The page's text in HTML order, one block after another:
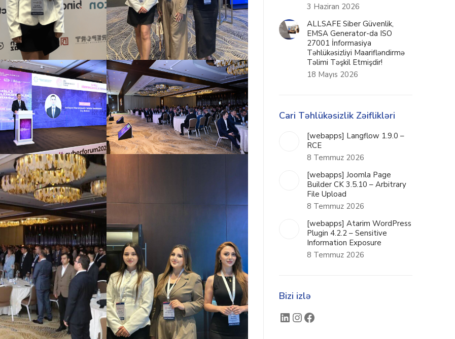
3 Haziran 2026
ALLSAFE Siber Güvenlik,
EMSA Generator-da ISO
27001 İnformasiya
Təhlükəsizliyi Maarifləndirmə
Təlimi Təşkil Etmişdir!
18 Mayıs 2026
Cari Təhlükəsizlik Zəiflikləri
[webapps] Langflow 1.9.0 –
RCE
8 Temmuz 2026
[webapps] Joomla Page
Builder CK 3.5.10 – Arbitrary
File Upload
8 Temmuz 2026
[webapps] Atarim WordPress
Plugin 4.2.2 – Sensitive
Information Exposure
8 Temmuz 2026
Bizi izlə